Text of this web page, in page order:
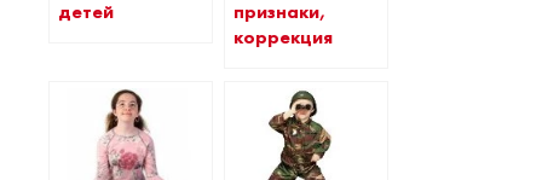
детей
признаки,
коррекция